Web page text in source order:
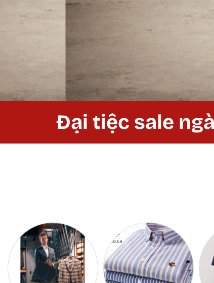
Đại tiệc sale ngày lễ